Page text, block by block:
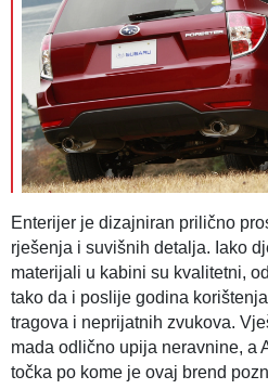
Enterijer je dizajniran prilično
rješenja i suvišnih detalja. Iako
materijali u kabini su kvalitetni,
tako da i poslije godina
tragova i neprijatnih zvukova.
mada odlično upija neravnine, a
točka po kome je ovaj brend